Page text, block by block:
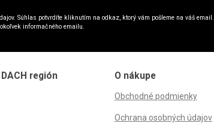
Súhlas potvrdíte kliknutím na odkaz, ktorý vám pošleme na váš email.
informačného emailu.
región O nákupe
Obchodné podmienky
Ochrana osobných údajov